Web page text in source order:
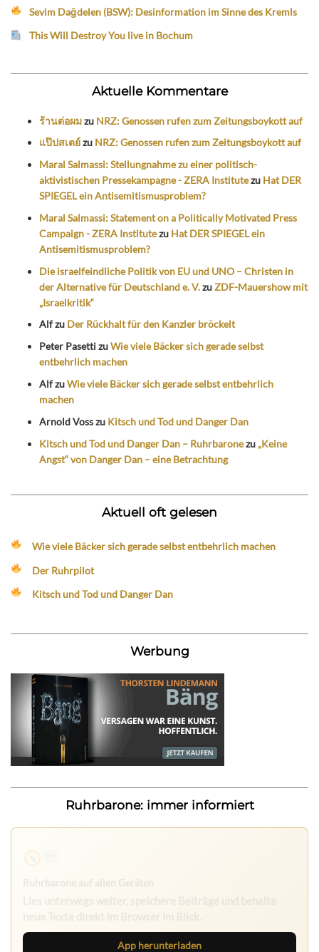
Sevim Dağdelen (BSW): Desinformation im Sinne des Kremls
This Will Destroy You live in Bochum
Aktuelle Kommentare
ร้านต่อผมzu NRZ: Genossen rufen zum Zeitungsboykott auf
แป๊ปสเตย์zu NRZ: Genossen rufen zum Zeitungsboykott auf
Maral Salmassi: Stellungnahme zu einer politisch-
aktivistischen Pressekampagne - ZERA Institutezu Hat DER
SPIEGEL ein Antisemitismusproblem?
Maral Salmassi: Statement on a Politically Motivated Press
Campaign - ZERA Institutezu Hat DER SPIEGEL ein
Antisemitismusproblem?
Die israelfeindliche Politik von EU und UNO – Christen in
der Alternative für Deutschland e. V.zuZDF-Mauershow mit
„Israelkritik“
Alfzu Der Rückhalt für den Kanzler bröckelt
Peter PasettizuWie viele Bäcker sich gerade selbst
entbehrlich machen
AlfzuWie viele Bäcker sich gerade selbst entbehrlich
machen
Arnold Vosszu Kitsch und Tod und Danger Dan
Kitsch und Tod und Danger Dan – Ruhrbaronezu „Keine
Angst“ von Danger Dan – eine Betrachtung
Aktuell oft gelesen
Wie viele Bäcker sich gerade selbst entbehrlich machen
Der Ruhrpilot
Kitsch und Tod und Danger Dan
Werbung
Ruhrbarone: immer informiert
App herunterladen